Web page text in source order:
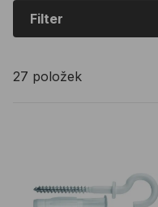
Filter
27 položek
Hák TOX TRIKA